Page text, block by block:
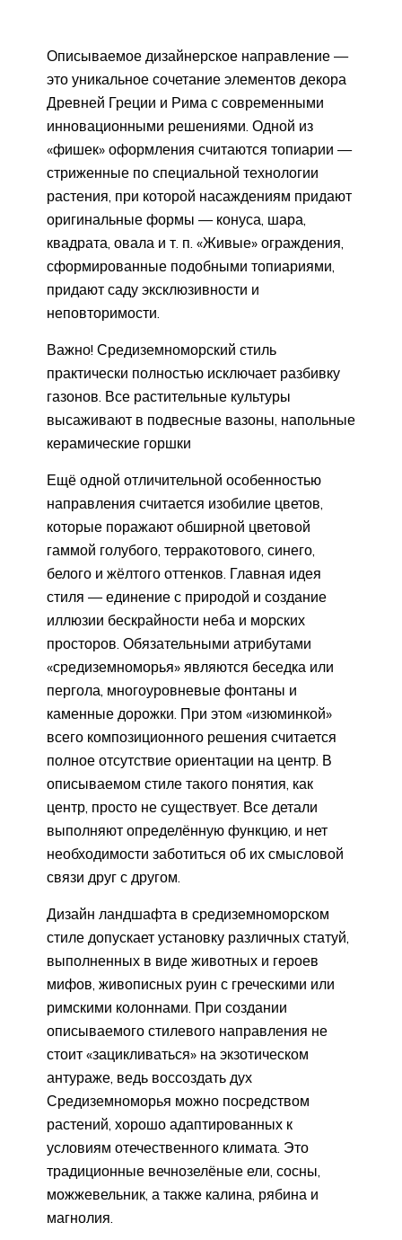
Описываемое дизайнерское направление —
это уникальное сочетание элементов декора
Древней Греции и Рима с современными
инновационными решениями. Одной из
«фишек» оформления считаются топиарии —
стриженные по специальной технологии
растения, при которой насаждениям придают
оригинальные формы — конуса, шара,
квадрата, овала и т. п. «Живые» ограждения,
сформированные подобными топиариями,
придают саду эксклюзивности и
неповторимости.
Важно! Средиземноморский стиль
практически полностью исключает разбивку
газонов. Все растительные культуры
высаживают в подвесные вазоны, напольные
керамические горшки
Ещё одной отличительной особенностью
направления считается изобилие цветов,
которые поражают обширной цветовой
гаммой голубого, терракотового, синего,
белого и жёлтого оттенков. Главная идея
стиля — единение с природой и создание
иллюзии бескрайности неба и морских
просторов. Обязательными атрибутами
«средиземноморья» являются беседка или
пергола, многоуровневые фонтаны и
каменные дорожки. При этом «изюминкой»
всего композиционного решения считается
полное отсутствие ориентации на центр. В
описываемом стиле такого понятия, как
центр, просто не существует. Все детали
выполняют определённую функцию, и нет
необходимости заботиться об их смысловой
связи друг с другом.
Дизайн ландшафта в средиземноморском
стиле допускает установку различных статуй,
выполненных в виде животных и героев
мифов, живописных руин с греческими или
римскими колоннами. При создании
описываемого стилевого направления не
стоит «зацикливаться» на экзотическом
антураже, ведь воссоздать дух
Средиземноморья можно посредством
растений, хорошо адаптированных к
условиям отечественного климата. Это
традиционные вечнозелёные ели, сосны,
можжевельник, а также калина, рябина и
магнолия.